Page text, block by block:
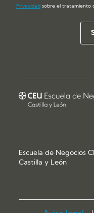
Privacidad sobre el tratamiento
Escuela de Negocios
Castilla y León